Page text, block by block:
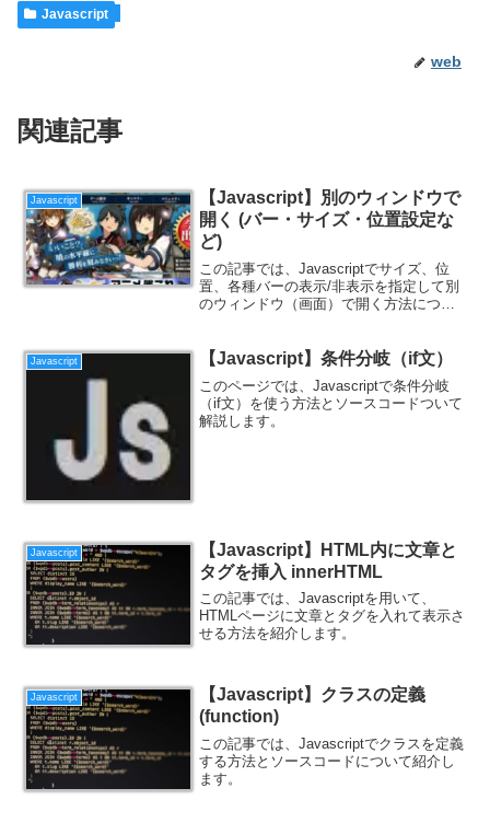
Javascript
web
関連記事
Javascript
【Javascript】別のウィンドウで
開く (バー・サイズ・位置設定な
ど)
この記事では、Javascriptでサイズ、位
置、各種バーの表示/非表示を指定して別
のウィンドウ（画面）で開く方法につい
Javascript 【Javascript】条件分岐（if文）
このページでは、Javascriptで条件分岐
（if文）を使う方法とソースコードついて
解説します。
Javascript
【Javascript】HTML内に文章と
タグを挿入 innerHTML
この記事では、Javascriptを用いて、
HTMLページに文章とタグを入れて表示さ
せる方法を紹介します。
Javascript
【Javascript】クラスの定義
(function)
この記事では、Javascriptでクラスを定義
する方法とソースコードについて紹介し
ます。